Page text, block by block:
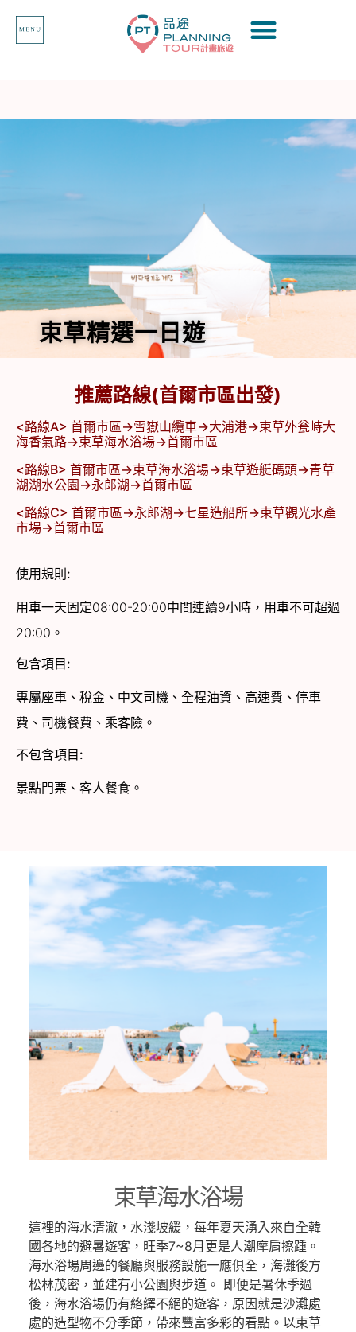
束草精選一日遊
推薦路線(首爾市區出發)
<路線A> 首爾市區→雪嶽山纜車→大浦港→束草外瓮峙大
海香氣路→束草海水浴場→首爾市區
<路線B> 首爾市區→束草海水浴場→束草遊艇碼頭→青草
湖湖水公園 →永郎湖 →首爾市區
<路線C> 首爾市區→永郎湖→七星造船所→束草觀光水產
市場→首爾市區
使用規則:
用車一天固定08:00-20:00中間連續9小時，用車不可超過
20:00。
包含項目:
專屬座車、稅金、中文司機、全程油資、高速費、停車
費、司機餐費、乘客險。
不包含項目:
景點門票、客人餐食。
束草海水浴場
這裡的海水清澈，水淺坡緩，每年夏天湧入來自全韓
國各地的避暑遊客，旺季7~8月更是人潮摩肩擦踵。
海水浴場周邊的餐廳與服務設施一應俱全，海灘後方
松林茂密，並建有小公園與步道。 即便是暑休季過
後，海水浴場仍有絡繹不絕的遊客，原因就是沙灘處
處的造型物不分季節，帶來豐富多彩的看點。以束草